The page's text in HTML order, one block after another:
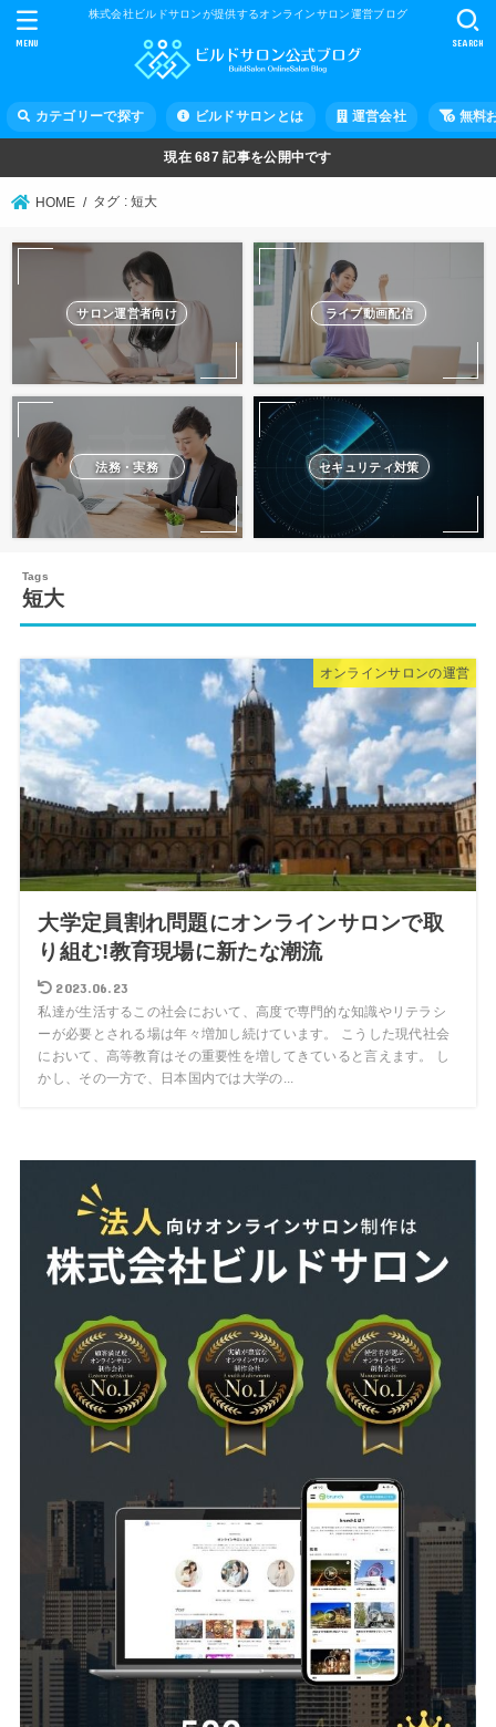
株式会社ビルドサロンが提供するオンラインサロン運営ブログ
カテゴリーで探す ビルドサロンとは 運営会社 無料
SEARCH
MENU
現在687 記事を公開中です
HOME タグ : 短大
サロン運営者向け ライブ動画配信
法務・実務 セキュリティ対策
短大
オンラインサロンの運営
大学定員割れ問題にオンラインサロンで取
り組む!教育現場に新たな潮流
2023.06.23
私達が生活するこの社会において、高度で専門的な知識やリテラシ
ーが必要とされる場は年々増加し続けています。 こうした現代社会
において、高等教育はその重要性を増してきていると言えます。 し
かし、その一方で、日本国内では大学の...